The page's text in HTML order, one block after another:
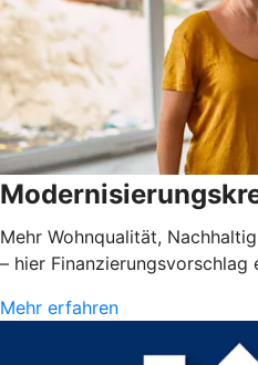
Mehr Wohnqualität,
– hier Finanzierungsvorschlag
Mehr erfahren